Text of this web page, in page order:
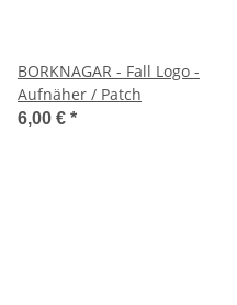
BORKNAGAR - Fall Logo -
Aufnäher / Patch
6,00 € *